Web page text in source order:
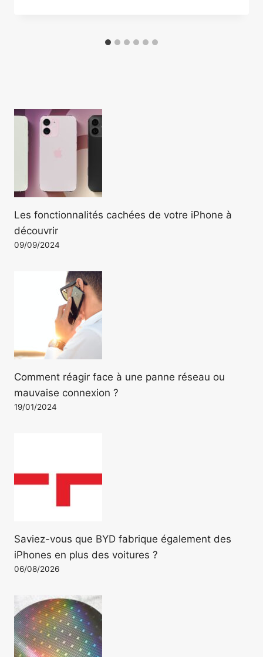
Les fonctionnalités cachées de votre iPhone à
découvrir
09/09/2024
Comment réagir face à une panne réseau ou
mauvaise connexion ?
19/01/2024
Saviez-vous que BYD fabrique également des
iPhones en plus des voitures ?
06/08/2026